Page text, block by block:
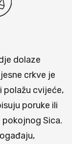
dolaze
crkve je
polažu cvijeće,
poruke ili
Sica.